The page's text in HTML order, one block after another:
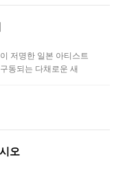
저명한 일본 아티스트
동되는 다채로운 새
오